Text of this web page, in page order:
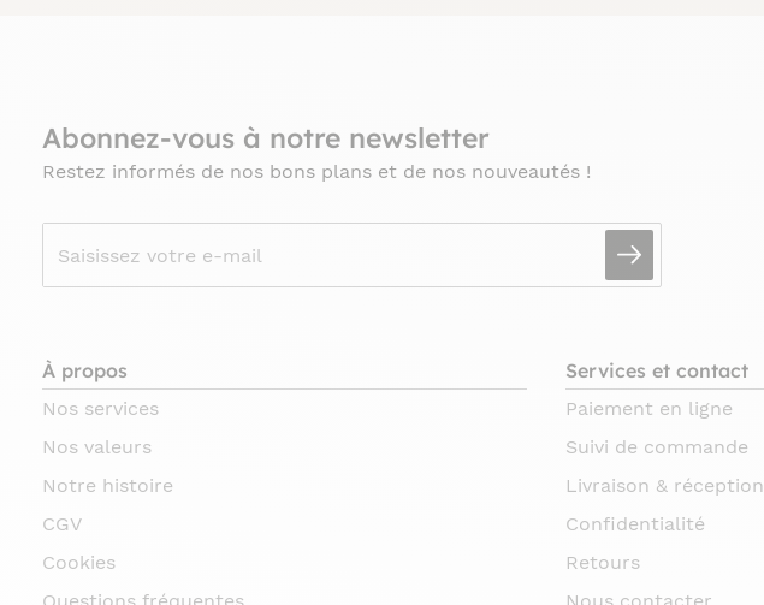
Abonnez-vous à notre newsletter
Restez informés de nos bons plans et de nos nouveautés !
À propos
Nos services
Nos valeurs
Notre histoire
CGV
Cookies
Services et contact
Paiement en ligne
Suivi de commande
Livraison & réception
Confidentialité
Retours